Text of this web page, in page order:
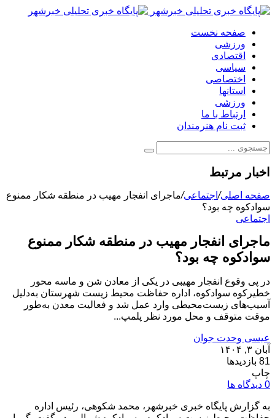
صفحه نخست
ورزشی
اقتصادی
سیاسی
اختصاصی
استانها
ورزشی
ارتباط با ما
ثبت نام هنرمندان
اخبار مرتبط
صفحه اصلی/اجتماعی/ماجرای انفجار مهیب در منطقه شکار ممنوع
سوادکوه چه بود؟
اجتماعی
ماجرای انفجار مهیب در منطقه شکار ممنوع
سوادکوه چه بود؟
در پی وقوع انفجار مهیبی در یکی از معادن شن و ماسه محور
خطیرکوه سوادکوه، اداره حفاظت محیط زیست شهرستان به‌دلیل
آسیب‌های زیست‌محیطی وارد عمل شد و فعالیت معدن به‌طور
موقت متوقف و محل مورد نظر پلمپ...
عیسی وحدت جوان
آبان ۳, ۱۴۰۴
81 بازدیدها
چاپ
0 دیدگاه ها
به گزارش پایگاه خبری خبرشهر، محمد شکوهی، رئیس اداره